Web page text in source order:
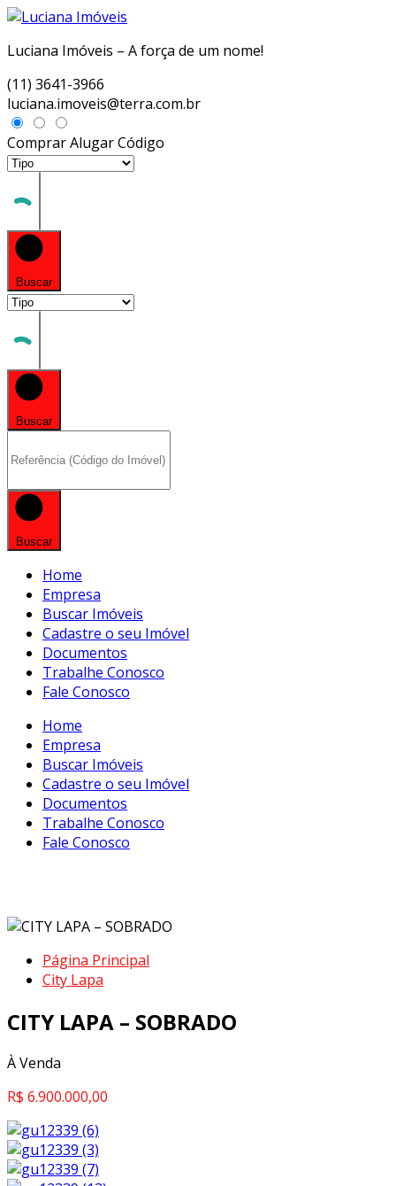
Luciana Imóveis – A força de um nome!
(11) 3641-3966
luciana.imoveis@terra.com.br
ComprarAlugarCódigo
Buscar
Buscar
Buscar
Home
Empresa
Buscar Imóveis
Cadastre o seu Imóvel
Documentos
Trabalhe Conosco
Fale Conosco
Home
Empresa
Buscar Imóveis
Cadastre o seu Imóvel
Documentos
Trabalhe Conosco
Fale Conosco
Página Principal
City Lapa
CITY LAPA – SOBRADO
À Venda
R$ 6.900.000,00